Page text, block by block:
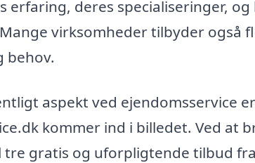
erfaring, deres specialiseringer,
virksomheder tilbyder også
behov.
aspekt ved ejendomsservice
kommer ind i billedet. Ved at
tre gratis og uforpligtende tilbud